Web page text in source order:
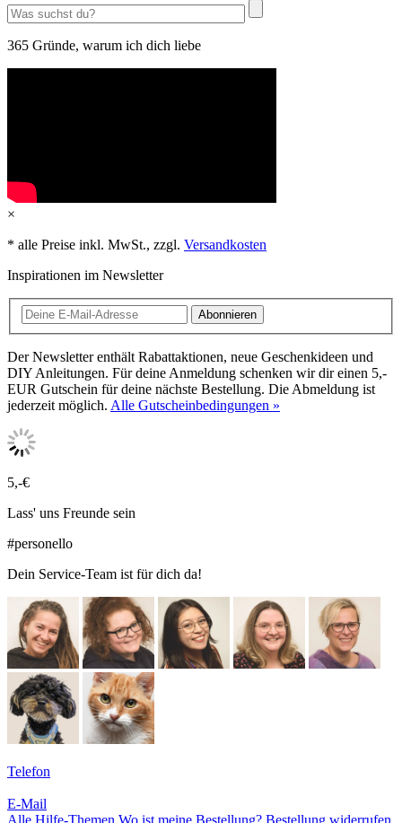
365 Gründe, warum ich dich liebe
×
* alle Preise inkl. MwSt., zzgl. Versandkosten
Inspirationen im Newsletter
Abonnieren
Der Newsletter enthält Rabattaktionen, neue Geschenkideen und
DIY Anleitungen. Für deine Anmeldung schenken wir dir einen 5,-
EUR Gutschein für deine nächste Bestellung. Die Abmeldung ist
jederzeit möglich. Alle Gutscheinbedingungen »
5,-€
Lass' uns Freunde sein
#personello
Dein Service-Team ist für dich da!
Telefon
E-Mail
Alle Hilfe-Themen Wo ist meine Bestellung? Bestellung widerrufen